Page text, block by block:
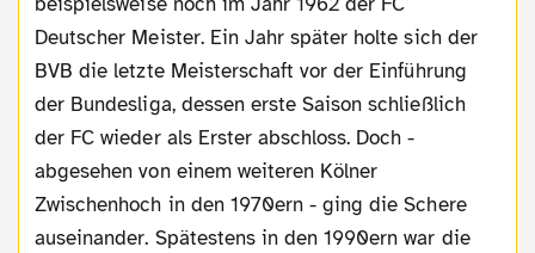
Deutscher Meister. Ein Jahr später holte sich der
BVB die letzte Meisterschaft vor der Einführung
der Bundesliga, dessen erste Saison schließlich
der FC wieder als Erster abschloss. Doch -
abgesehen von einem weiteren Kölner
Zwischenhoch in den 1970ern - ging die Schere
auseinander. Spätestens in den 1990ern war die